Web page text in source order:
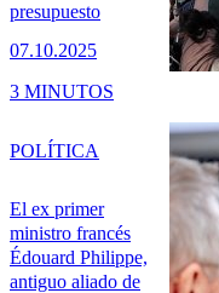
presupuesto
07.10.2025
3 MINUTOS
El ex primer
ministro francés
Édouard Philippe,
antiguo aliado de
POLÍTICA